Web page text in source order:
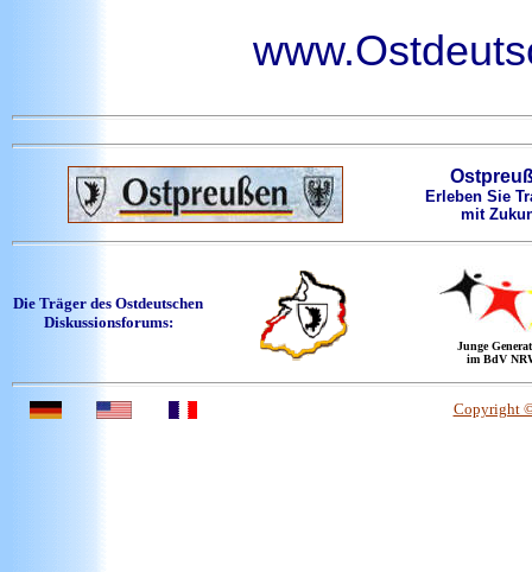
Erleben Sie
mit
Die Träger des Ostdeutschen
Diskussionsforums:
Junge
im BdV
Copyright